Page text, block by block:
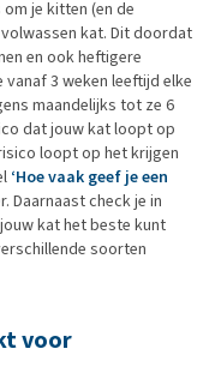
je kitten (en de
kat. Dit doordat
en ook heftigere
3 weken leeftijd elke
maandelijks tot ze 6
dat jouw kat loopt op
loopt op het krijgen
‘Hoe vaak geef je een
Daarnaast check je in
kat het beste kunt
soorten
voor